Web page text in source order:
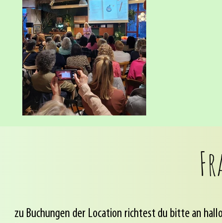
zu Buchungen der Location richtest du bitte an